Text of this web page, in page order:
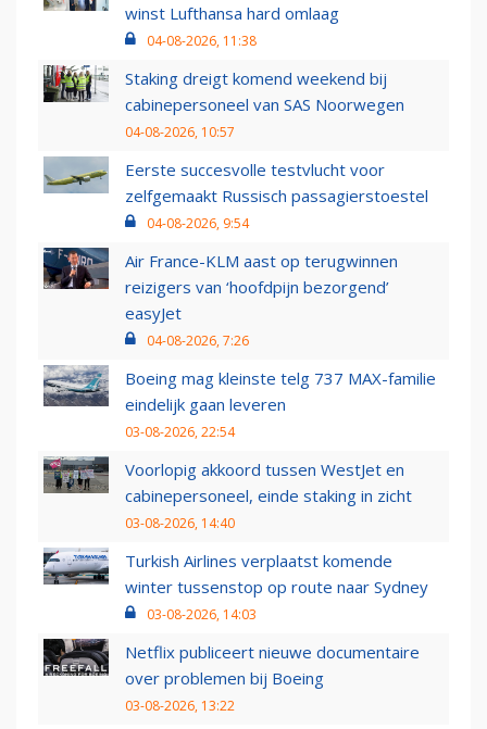
winst Lufthansa hard omlaag
04-08-2026, 11:38
Staking dreigt komend weekend bij
cabinepersoneel van SAS Noorwegen
04-08-2026, 10:57
Eerste succesvolle testvlucht voor
zelfgemaakt Russisch passagierstoestel
04-08-2026, 9:54
Air France-KLM aast op terugwinnen
reizigers van ‘hoofdpijn bezorgend’
easyJet
04-08-2026, 7:26
Boeing mag kleinste telg 737 MAX-familie
eindelijk gaan leveren
03-08-2026, 22:54
Voorlopig akkoord tussen WestJet en
cabinepersoneel, einde staking in zicht
03-08-2026, 14:40
Turkish Airlines verplaatst komende
winter tussenstop op route naar Sydney
03-08-2026, 14:03
Netflix publiceert nieuwe documentaire
over problemen bij Boeing
03-08-2026, 13:22